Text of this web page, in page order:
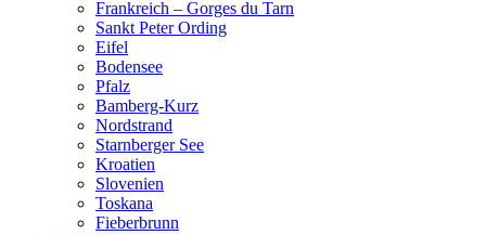
Frankreich – Gorges du Tarn
Sankt Peter Ording
Eifel
Bodensee
Pfalz
Bamberg-Kurz
Nordstrand
Starnberger See
Kroatien
Slovenien
Toskana
Fieberbrunn